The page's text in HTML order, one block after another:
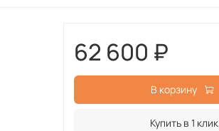
62 600 ₽
В корзину
Купить в 1 клик